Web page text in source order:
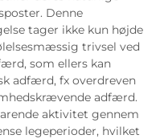
Denne
tager ikke kun højde
trivsel ved
som ellers kan
adfærd, fx overdreven
adfærd.
aktivitet gennem
legeperioder, hvilket